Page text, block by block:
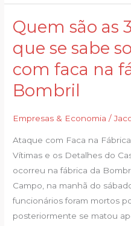
Quem são as
que se sabe
com faca na
Bombril
Empresas & Economia /
Ataque com Faca na
Vítimas e os Detalhes do
ocorreu na fábrica da
Campo, na manhã do
funcionários foram mortos
posteriormente se matou
Quem
são
as
3
vítimas
e
o
se
sabe
sobre
o
ataque
com